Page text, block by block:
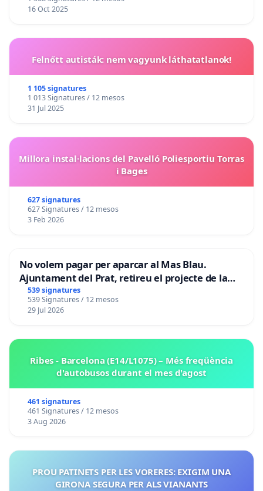
16 Oct 2025
Felnőtt autisták: nem vagyunk láthatatlanok!
1 105 signatures
1 013 Signatures / 12 mesos
31 Jul 2025
Millora instal·lacions del Pavelló Poliesportiu Torras
i Bages
627 signatures
627 Signatures / 12 mesos
3 Feb 2026
No volem pagar per aparcar al Mas Blau.
Ajuntament del Prat, retireu el projecte de la
zona taronja.
539 signatures
539 Signatures / 12 mesos
29 Jul 2026
Ribes - Barcelona (E14/L1075) – Més freqüència
d'autobusos durant el mes d'agost
461 signatures
461 Signatures / 12 mesos
3 Aug 2026
PROU PATINETS PER LES VORERES: EXIGIM UNA
GIRONA SEGURA PER ALS VIANANTS